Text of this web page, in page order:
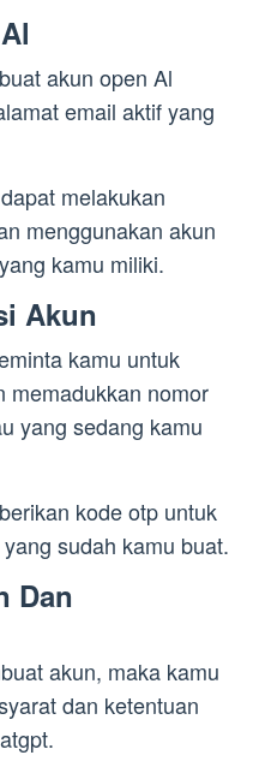
akun open Al
email aktif yang
melakukan
menggunakan akun
kamu miliki.
Akun
kamu untuk
memadukkan nomor
yang sedang kamu
kode otp untuk
sudah kamu buat.
Dan
akun, maka kamu
dan ketentuan